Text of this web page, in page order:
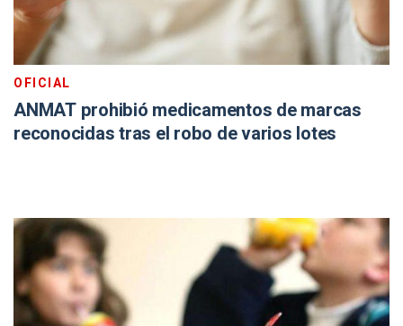
OFICIAL
ANMAT prohibió medicamentos de marcas
reconocidas tras el robo de varios lotes